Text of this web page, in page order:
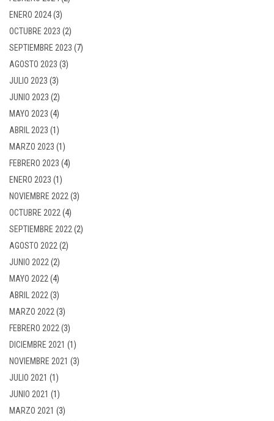
ENERO 2024(3)
OCTUBRE 2023 (2)
SEPTIEMBRE 2023 (7)
AGOSTO 2023 (3)
JULIO 2023 (3)
JUNIO 2023 (2)
MAYO 2023 (4)
ABRIL 2023 (1)
MARZO 2023 (1)
FEBRERO 2023 (4)
ENERO 2023 (1)
NOVIEMBRE 2022 (3)
OCTUBRE 2022 (4)
SEPTIEMBRE 2022 (2)
AGOSTO 2022 (2)
JUNIO 2022 (2)
MAYO 2022 (4)
ABRIL 2022 (3)
MARZO 2022 (3)
FEBRERO 2022 (3)
DICIEMBRE 2021 (1)
NOVIEMBRE 2021 (3)
JULIO 2021 (1)
JUNIO 2021 (1)
MARZO 2021 (3)